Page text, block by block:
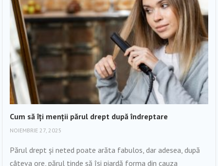
Cum să îți menții părul drept după îndreptare
NOIEMBRIE 27, 2025
Părul drept și neted poate arăta fabulos, dar adesea, după
câteva ore, părul tinde să își piardă forma din cauza